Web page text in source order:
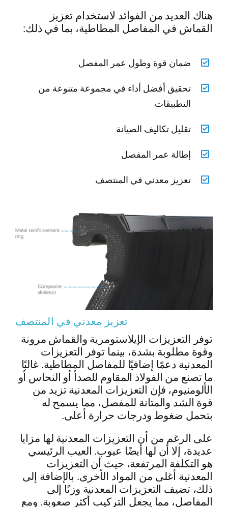
هناك العديد من الفوائد لاستخدام تعزيز
القماش في المفاصل المطاطية، بما في ذلك:
ضمان قوة وطول عمر المفصل
تحقيق أفضل أداء في مجموعة متنوعة من
التطبيقات
تقليل تكاليف الصيانة
إطالة عمر المفصل
تعزيز معدني في المنتصف
تعزيز معدني في المنتصف
توفر التعزيزات الإيلاستومرية والقماش مرونة
وقوة مطلوبة بشدة، بينما توفر التعزيزات
المعدنية دعمًا إضافيًا للمفاصل المطاطية. غالبًا
ما تصنع من الفولاذ المقاوم للصدأ أو النحاس أو
الألومنيوم، فإن التعزيزات المعدنية تزيد من
قوة الشد والمتانة للمفصل، مما يسمح له
بتحمل ضغوط ودرجات حرارة أعلى.
على الرغم من أن التعزيزات المعدنية لها مزايا
عديدة، إلا أن لها أيضًا عيوب. العيب الرئيسي
هو التكلفة المرتفعة، حيث أن التعزيزات
المعدنية أغلى من المواد الأخرى. بالإضافة إلى
ذلك، تضيف التعزيزات المعدنية وزنًا إلى
المفاصل، مما يجعل التركيب أكثر صعوبة. ومع